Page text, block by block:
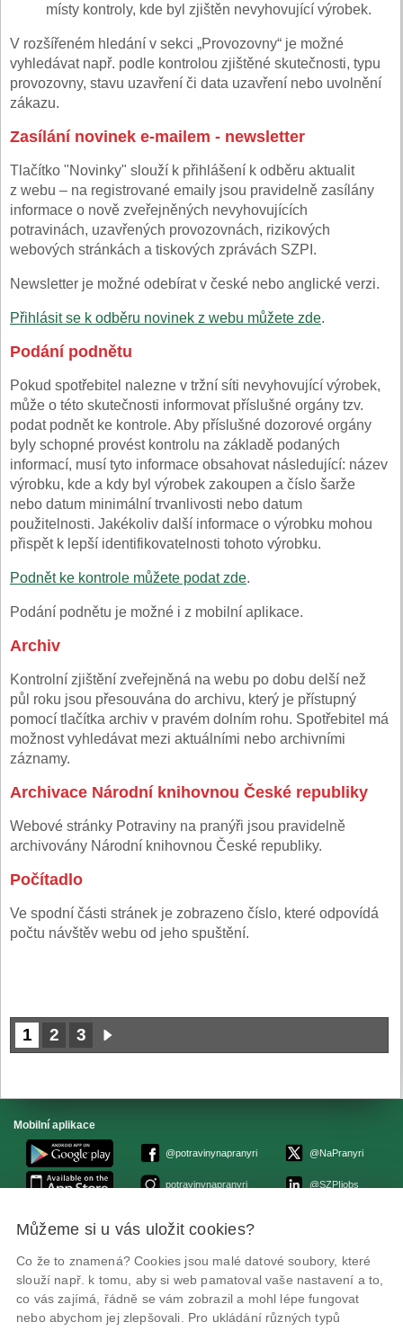
místy kontroly, kde byl zjištěn nevyhovující výrobek.
V rozšířeném hledání v sekci „Provozovny“ je možné
vyhledávat např. podle kontrolou zjištěné skutečnosti, typu
provozovny, stavu uzavření či data uzavření nebo uvolnění
zákazu.
Zasílání novinek e-mailem - newsletter
Tlačítko "Novinky" slouží k přihlášení k odběru aktualit
z webu – na registrované emaily jsou pravidelně zasílány
informace o nově zveřejněných nevyhovujících
potravinách, uzavřených provozovnách, rizikových
webových stránkách a tiskových zprávách SZPI.
Newsletter je možné odebírat v české nebo anglické verzi.
Přihlásit se k odběru novinek z webu můžete zde.
Podání podnětu
Pokud spotřebitel nalezne v tržní síti nevyhovující výrobek,
může o této skutečnosti informovat příslušné orgány tzv.
podat podnět ke kontrole. Aby příslušné dozorové orgány
byly schopné provést kontrolu na základě podaných
informací, musí tyto informace obsahovat následující: název
výrobku, kde a kdy byl výrobek zakoupen a číslo šarže
nebo datum minimální trvanlivosti nebo datum
použitelnosti. Jakékoliv další informace o výrobku mohou
přispět k lepší identifikovatelnosti tohoto výrobku.
Podnět ke kontrole můžete podat zde.
Podání podnětu je možné i z mobilní aplikace.
Archiv
Kontrolní zjištění zveřejněná na webu po dobu delší než
půl roku jsou přesouvána do archivu, který je přístupný
pomocí tlačítka archiv v pravém dolním rohu. Spotřebitel má
možnost vyhledávat mezi aktuálními nebo archivními
záznamy.
Archivace Národní knihovnou České republiky
Webové stránky Potraviny na pranýři jsou pravidelně
archivovány Národní knihovnou České republiky.
Počítadlo
Ve spodní části stránek je zobrazeno číslo, které odpovídá
počtu návštěv webu od jeho spuštění.
1 2 3
Mobilní aplikace
@potravinynapranyri
potravinynapranyri
@NaPranyri
@SZPIjobs
© Státní zemědělská a potravinářská inspekce 2026.
ID datové schránky: avraiqg
IČO: 75014149, DIČ: CZ75014149
Prohlášení o přístupnosti|Zásady ochrany soukromí
Můžeme si u vás uložit cookies?
Co že to znamená? Cookies jsou malé datové soubory, které
slouží např. k tomu, aby si web pamatoval vaše nastavení a to,
co vás zajímá, řádně se vám zobrazil a mohl lépe fungovat
nebo abychom jej zlepšovali. Pro ukládání různých typů